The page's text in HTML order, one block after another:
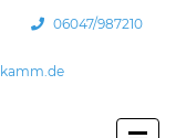
06047/987210